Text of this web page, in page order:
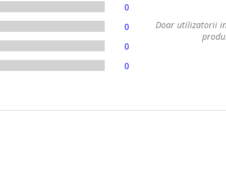
0
0
0
0
Doar utilizatorii